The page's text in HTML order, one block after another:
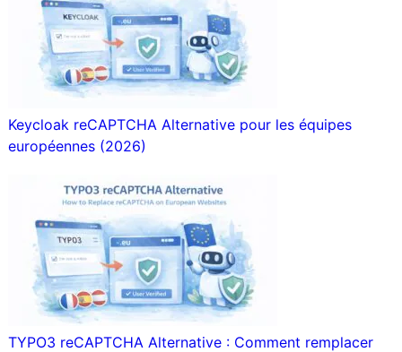
Keycloak reCAPTCHA Alternative pour les équipes
européennes (2026)
TYPO3 reCAPTCHA Alternative : Comment remplacer